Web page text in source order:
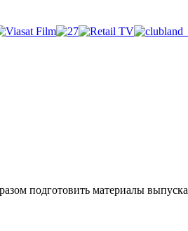
подготовить материалы